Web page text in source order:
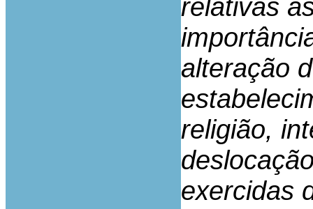
relativas
alteração
religião,
exercidas